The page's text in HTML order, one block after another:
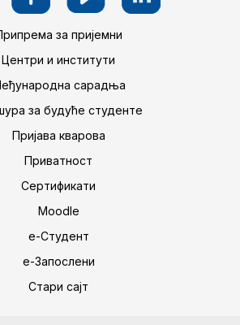
за пријемни
Центри и институти
сарадња
за будуће студенте
Пријава кварова
Приватност
Сертификати
Moodle
е-Студент
е-Запослени
Стари сајт